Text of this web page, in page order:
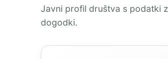
Javni profil društva s podatki
dogodki.